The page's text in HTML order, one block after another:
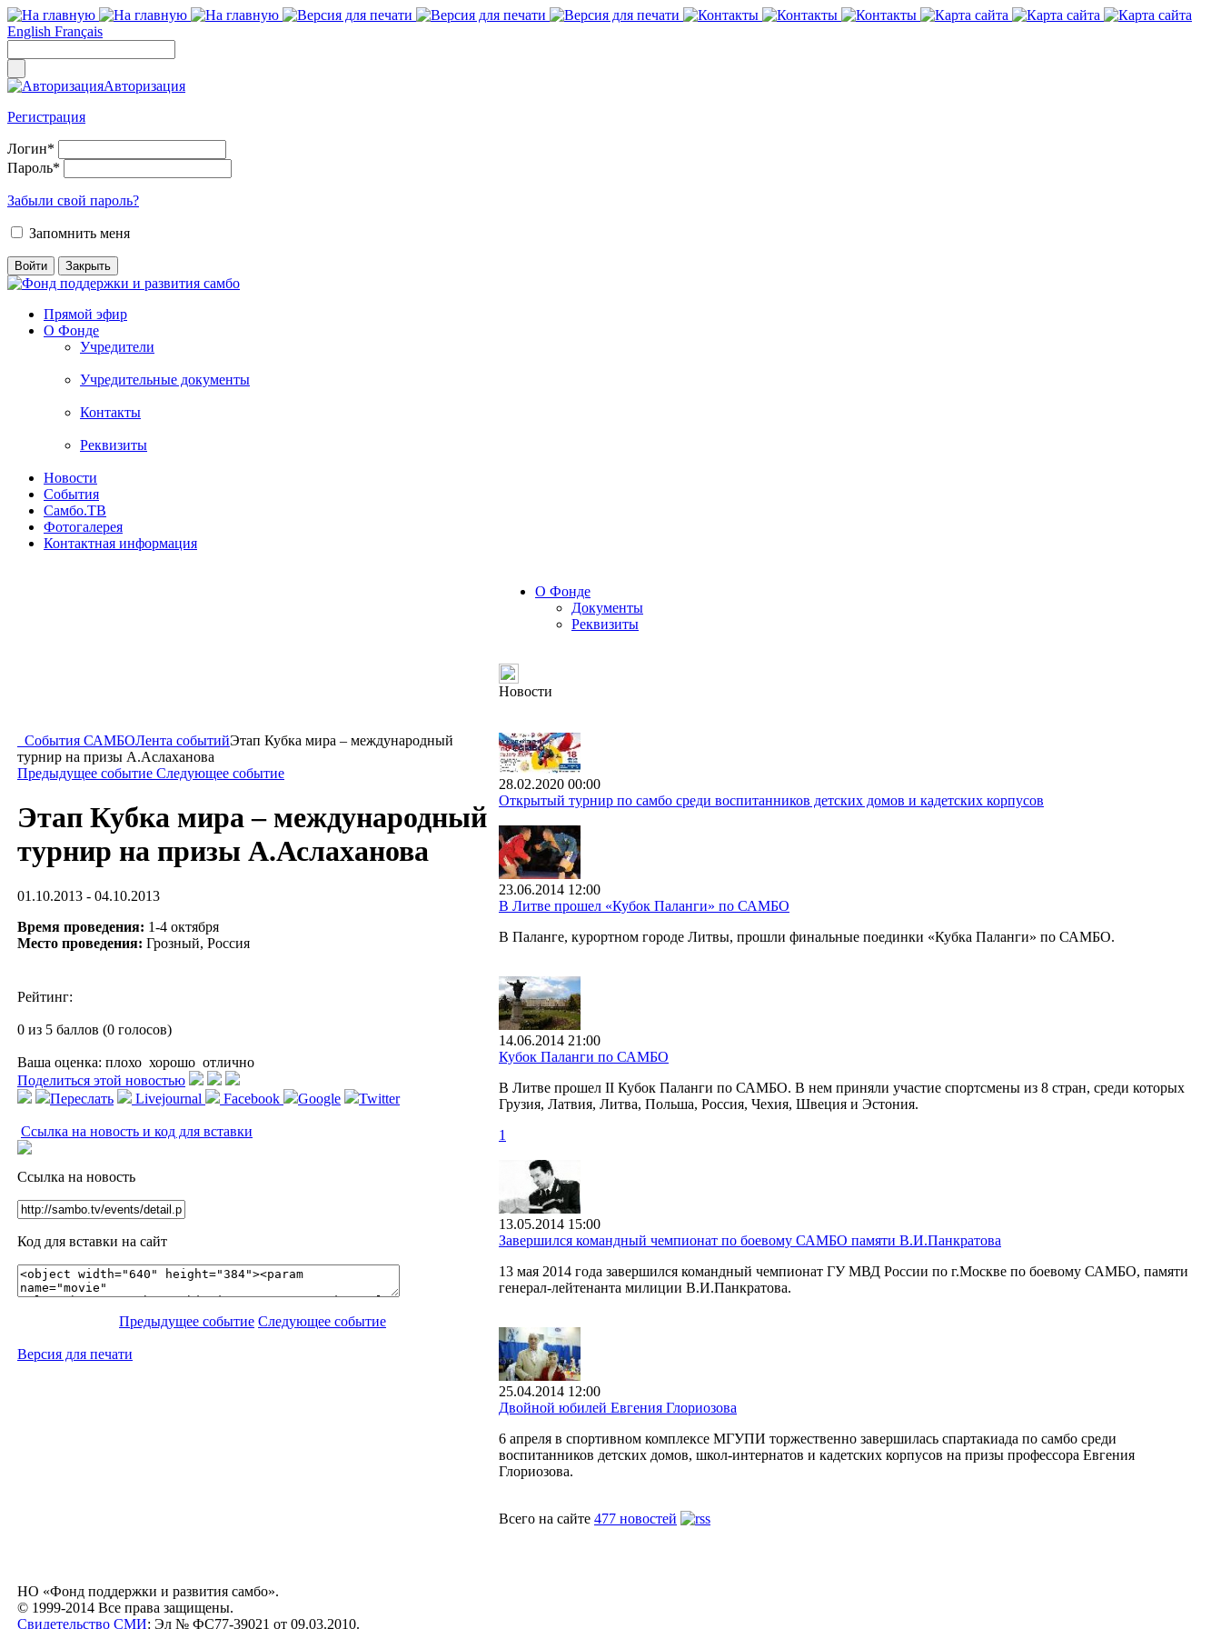
English Français
Авторизация
Регистрация
Логин*
Пароль*
Забыли свой пароль?
Запомнить меня
Прямой эфир
О Фонде
Учредители
Учредительные документы
Контакты
Реквизиты
Новости
События
Самбо.ТВ
Фотогалерея
Контактная информация
События САМБОЛента событийЭтап Кубка мира – международный
турнир на призы А.Аслаханова
Предыдущее событие Следующее событие
Этап Кубка мира – международный
турнир на призы А.Аслаханова
01.10.2013 - 04.10.2013
Время проведения: 1-4 октября
Место проведения: Грозный, Россия
Рейтинг:
0 из 5 баллов (0 голосов)
Ваша оценка: плохо хорошо отлично
Поделиться этой новостью
Переслать
Livejournal Facebook Google Twitter
Ссылка на новость и код для вставки
Ссылка на новость
Код для вставки на сайт
Предыдущее событие Следующее событие
Версия для печати
О Фонде
Документы
Реквизиты
Новости
28.02.2020 00:00
Открытый турнир по самбо среди воспитанников детских домов и кадетских корпусов
23.06.2014 12:00
В Литве прошел «Кубок Паланги» по САМБО
В Паланге, курортном городе Литвы, прошли финальные поединки «Кубка Паланги» по САМБО.
14.06.2014 21:00
Кубок Паланги по САМБО
В Литве прошел II Кубок Паланги по САМБО. В нем приняли участие спортсмены из 8 стран, среди которых
Грузия, Латвия, Литва, Польша, Россия, Чехия, Швеция и Эстония.
1
13.05.2014 15:00
Завершился командный чемпионат по боевому САМБО памяти В.И.Панкратова
13 мая 2014 года завершился командный чемпионат ГУ МВД России по г.Москве по боевому САМБО, памяти
генерал-лейтенанта милиции В.И.Панкратова.
25.04.2014 12:00
Двойной юбилей Евгения Глориозова
6 апреля в спортивном комплексе МГУПИ торжественно завершилась спартакиада по самбо среди
воспитанников детских домов, школ-интернатов и кадетских корпусов на призы профессора Евгения
Глориозова.
Всего на сайте 477 новостей
НО «Фонд поддержки и развития самбо».
© 1999-2014 Все права защищены.
Свидетельство СМИ: Эл № ФС77-39021 от 09.03.2010.